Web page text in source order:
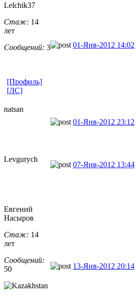
Lelchik37
Стаж: 14
лет
Сообщений: 3 01-Янв-2012 14:02
[Профиль]
[ЛС]
natsan
01-Янв-2012 23:12
Levgurych
07-Янв-2012 13:44
Евгений
Насыров
Стаж: 14
лет
Сообщений:
50
13-Янв-2012 20:14